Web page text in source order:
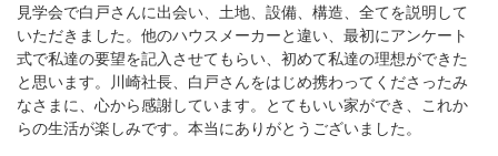
見学会で白戸さんに出会い、土地、設備、構造、全てを説明して
いただきました。他のハウスメーカーと違い、最初にアンケート
式で私達の要望を記入させてもらい、初めて私達の理想ができた
と思います。川崎社長、白戸さんをはじめ携わってくださったみ
なさまに、心から感謝しています。とてもいい家ができ、これか
らの生活が楽しみです。本当にありがとうございました。